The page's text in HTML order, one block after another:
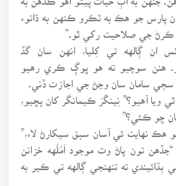
ان پارس جو هڪ به ٽڪرو ڪنهن به ڌاتوء
ڪرڻ جي صلاحيت رکي ٿو.”
ان ڳالهه تي کِليا، انهن سان گڏ
هنن سوچيو ته هو ڀوڳ ڪري رهيو
سڄي سامان سان وڃڻ جي اجازت ڏني.
ٿي ويا آهيو؟” نِينگَرَ ڪيمانگر کان پڇيو،
ڇو ڪئي؟”
هڪ نهايت ئي آسان سبق سيکارڻ لاء،”
“جڏهن تون پاڻ وٽ موجود اَمُلُهه خزانن
ٻڌائيندي ته تنهنجي ڳالهه تي ڪير به